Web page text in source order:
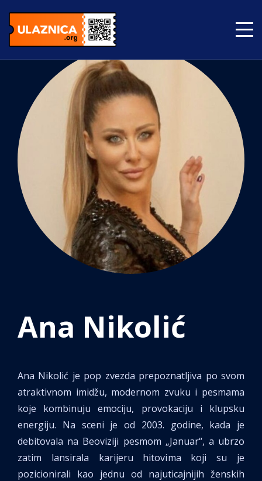
Ana Nikolić
Ana Nikolić je pop zvezda prepoznatljiva po svom
atraktivnom imidžu, modernom zvuku i pesmama
koje kombinuju emociju, provokaciju i klupsku
energiju. Na sceni je od 2003. godine, kada je
debitovala na Beoviziji pesmom „Januar“, a ubrzo
zatim lansirala karijeru hitovima koji su je
pozicionirali kao jednu od najuticajnijih ženskih